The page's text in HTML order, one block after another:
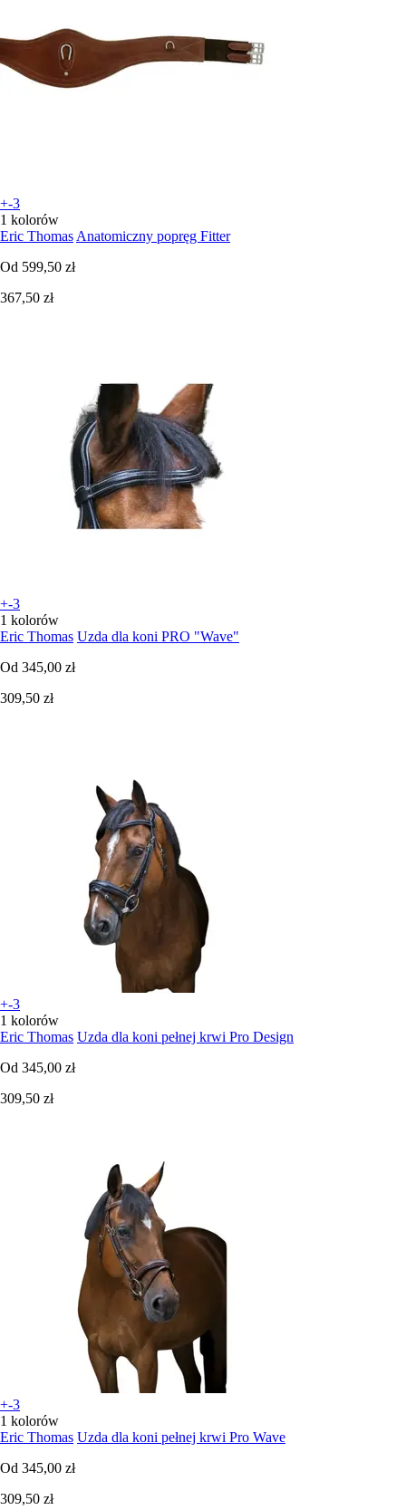
+-3
1 kolorów
Eric Thomas Anatomiczny popręg Fitter
Od 599,50 zł
367,50 zł
+-3
1 kolorów
Eric Thomas Uzda dla koni PRO "Wave"
Od 345,00 zł
309,50 zł
+-3
1 kolorów
Eric Thomas Uzda dla koni pełnej krwi Pro Design
Od 345,00 zł
309,50 zł
+-3
1 kolorów
Eric Thomas Uzda dla koni pełnej krwi Pro Wave
Od 345,00 zł
309,50 zł